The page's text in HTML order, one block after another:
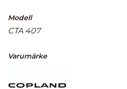
Modell
CTA 407
Varumärke